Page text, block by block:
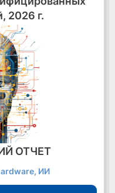
2026 г.
ОТЧЕТ
ИИ